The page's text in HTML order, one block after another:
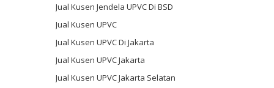
Jual Kusen Jendela UPVC Di BSD
Jual Kusen UPVC
Jual Kusen UPVC Di Jakarta
Jual Kusen UPVC Jakarta
Jual Kusen UPVC Jakarta Selatan